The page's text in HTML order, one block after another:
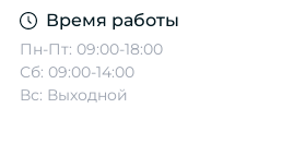
Время работы
Пн-Пт: 09:00-18:00
Сб: 09:00-14:00
Вс: Выходной